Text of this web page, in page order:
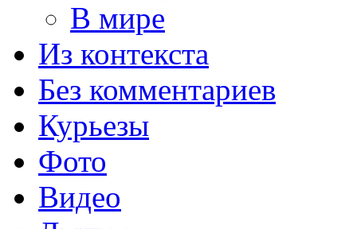
В мире
Из контекста
Без комментариев
Курьезы
Фото
Видео